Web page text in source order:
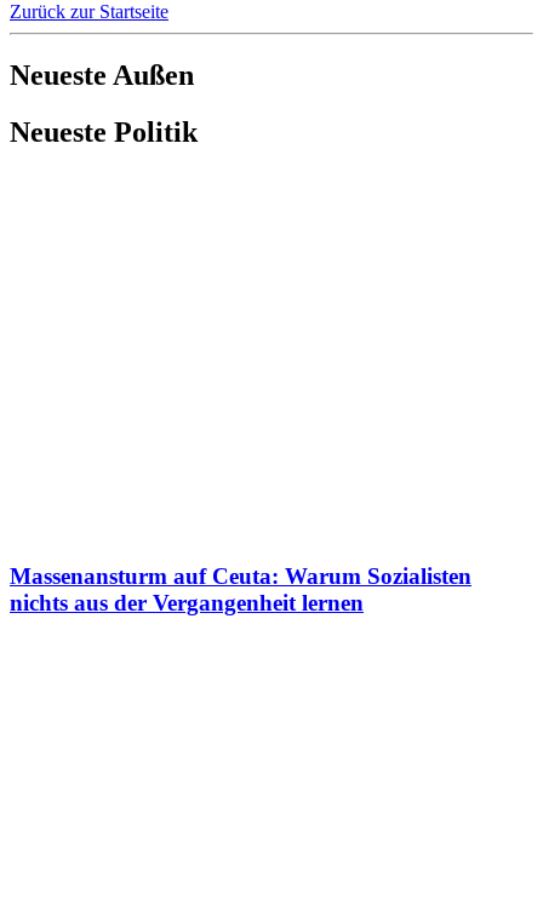
Zurück zur Startseite
Neueste Außen
Neueste Politik
Massenansturm auf Ceuta: Warum Sozialisten
nichts aus der Vergangenheit lernen